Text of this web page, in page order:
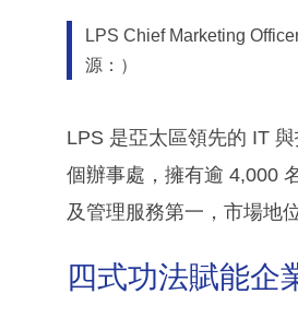
LPS Chief Marketing
源：）
LPS 是亞太區領先的 IT
個辦事處，擁有逾 4,000
及管理服務第一，市場地
四式功法賦能企